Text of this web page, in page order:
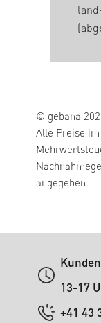
© gebana
Alle Preise
angegeben.
13-17
+41 43